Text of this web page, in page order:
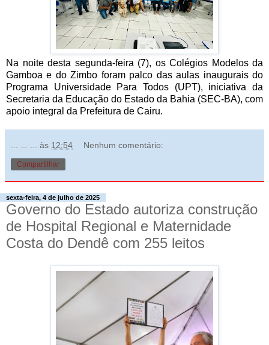
Na noite desta segunda-feira (7), os Colégios Modelos da
Gamboa e do Zimbo foram palco das aulas inaugurais do
Programa Universidade Para Todos (UPT), iniciativa da
Secretaria da Educação do Estado da Bahia (SEC-BA), com
apoio integral da Prefeitura de Cairu.
às 12:54 Nenhum comentário:
Compartilhar
sexta-feira, 4 de julho de 2025
Governo do Estado autoriza construção
de Hospital Regional e Maternidade
Costa do Dendê com 255 leitos